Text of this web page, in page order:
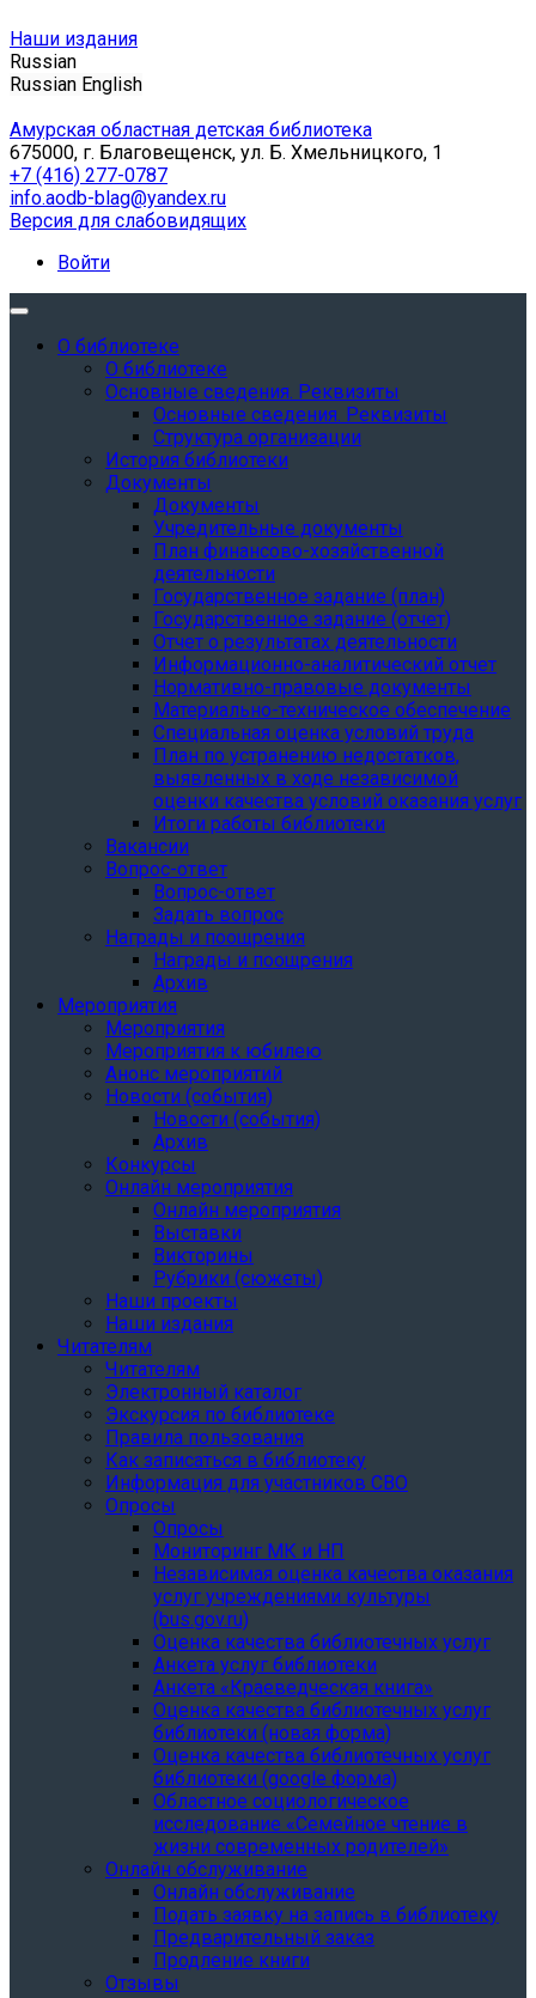
Наши издания
Russian
Russian English
Амурская областная детская библиотека
675000, г. Благовещенск, ул. Б. Хмельницкого, 1
+7 (416) 277-0787
info.aodb-blag@yandex.ru
Версия для слабовидящих
Войти
О библиотеке
О библиотеке
Основные сведения. Реквизиты
Основные сведения. Реквизиты
Структура организации
История библиотеки
Документы
Документы
Учредительные документы
План финансово-хозяйственной
деятельности
Государственное задание (план)
Государственное задание (отчет)
Отчет о результатах деятельности
Информационно-аналитический отчет
Нормативно-правовые документы
Материально-техническое обеспечение
Специальная оценка условий труда
План по устранению недостатков,
выявленных в ходе независимой
оценки качества условий оказания услуг
Итоги работы библиотеки
Вакансии
Вопрос-ответ
Вопрос-ответ
Задать вопрос
Награды и поощрения
Награды и поощрения
Архив
Мероприятия
Мероприятия
Мероприятия к юбилею
Анонс мероприятий
Новости (события)
Новости (события)
Архив
Конкурсы
Онлайн мероприятия
Онлайн мероприятия
Выставки
Викторины
Рубрики (сюжеты)
Наши проекты
Наши издания
Читателям
Читателям
Электронный каталог
Экскурсия по библиотеке
Правила пользования
Как записаться в библиотеку
Информация для участников СВО
Опросы
Опросы
Мониторинг МК и НП
Независимая оценка качества оказания
услуг учреждениями культуры
(bus.gov.ru)
Оценка качества библиотечных услуг
Анкета услуг библиотеки
Анкета «Краеведческая книга»
Oценка качества библиотечных услуг
библиотеки (новая форма)
Oценка качества библиотечных услуг
библиотеки (google форма)
Областное социологическое
исследование «Семейное чтение в
жизни современных родителей»
Онлайн обслуживание
Онлайн обслуживание
Подать заявку на запись в библиотеку
Предварительный заказ
Продление книги
Отзывы